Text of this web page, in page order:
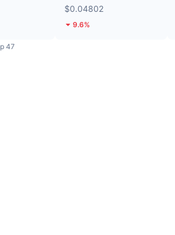
$0.04802
9.6%
47